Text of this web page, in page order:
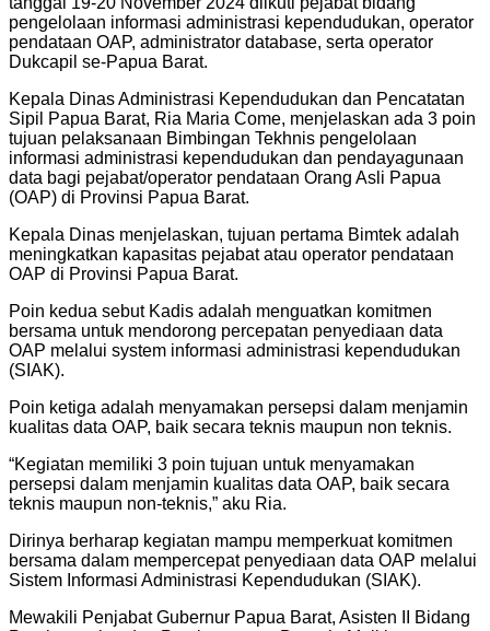
pengelolaan informasi administrasi kependudukan, operator
pendataan OAP, administrator database, serta operator
Dukcapil se-Papua Barat.
Kepala Dinas Administrasi Kependudukan dan Pencatatan
Sipil Papua Barat, Ria Maria Come, menjelaskan ada 3 poin
tujuan pelaksanaan Bimbingan Tekhnis pengelolaan
informasi administrasi kependudukan dan pendayagunaan
data bagi pejabat/operator pendataan Orang Asli Papua
(OAP) di Provinsi Papua Barat.
Kepala Dinas menjelaskan, tujuan pertama Bimtek adalah
meningkatkan kapasitas pejabat atau operator pendataan
OAP di Provinsi Papua Barat.
Poin kedua sebut Kadis adalah menguatkan komitmen
bersama untuk mendorong percepatan penyediaan data
OAP melalui system informasi administrasi kependudukan
(SIAK).
Poin ketiga adalah menyamakan persepsi dalam menjamin
kualitas data OAP, baik secara teknis maupun non teknis.
“Kegiatan memiliki 3 poin tujuan untuk menyamakan
persepsi dalam menjamin kualitas data OAP, baik secara
teknis maupun non-teknis,” aku Ria.
Dirinya berharap kegiatan mampu memperkuat komitmen
bersama dalam mempercepat penyediaan data OAP melalui
Sistem Informasi Administrasi Kependudukan (SIAK).
Mewakili Penjabat Gubernur Papua Barat, Asisten II Bidang